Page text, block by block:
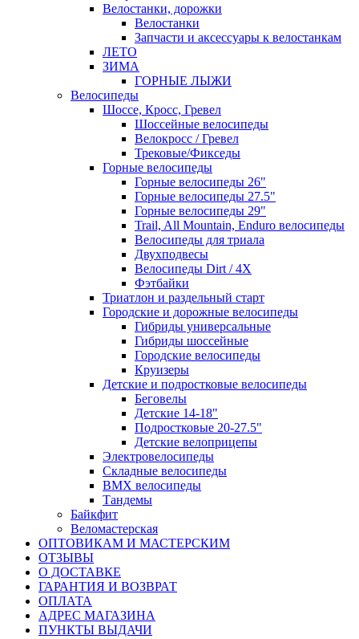
Велостанки, дорожки
Велостанки
Запчасти и аксессуары к велостанкам
ЛЕТО
ЗИМА
ГОРНЫЕ ЛЫЖИ
Велосипеды
Шоссе, Кросс, Гревел
Шоссейные велосипеды
Велокросс / Гревел
Трековые/Фикседы
Горные велосипеды
Горные велосипеды 26"
Горные велосипеды 27.5"
Горные велосипеды 29"
Trail, All Mountain, Enduro велосипеды
Велосипеды для триала
Двухподвесы
Велосипеды Dirt / 4X
Фэтбайки
Триатлон и раздельный старт
Городские и дорожные велосипеды
Гибриды универсальные
Гибриды шоссейные
Городские велосипеды
Круизеры
Детские и подростковые велосипеды
Беговелы
Детские 14-18"
Подростковые 20-27.5"
Детские велоприцепы
Электровелосипеды
Складные велосипеды
BMX велосипеды
Тандемы
Байкфит
Веломастерская
ОПТОВИКАМ И МАСТЕРСКИМ
ОТЗЫВЫ
О ДОСТАВКЕ
ГАРАНТИЯ И ВОЗВРАТ
ОПЛАТА
АДРЕС МАГАЗИНА
ПУНКТЫ ВЫДАЧИ